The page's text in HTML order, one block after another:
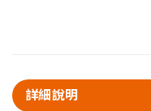
詳細說明